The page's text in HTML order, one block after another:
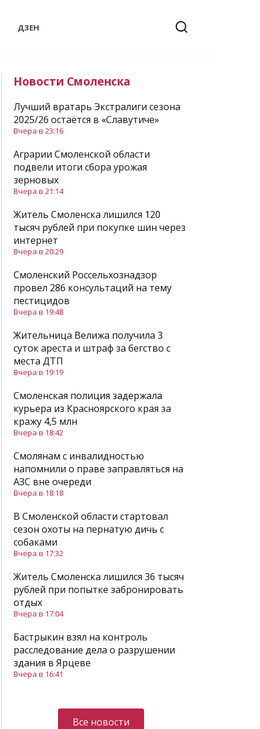
ДЗЕН
Новости Смоленска
Лучший вратарь Экстралиги сезона
2025/26 остаётся в «Славутиче»
Вчера в 23:16
Аграрии Смоленской области
подвели итоги сбора урожая
зерновых
Вчера в 21:14
Житель Смоленска лишился 120
тысяч рублей при покупке шин через
интернет
Вчера в 20:29
Смоленский Россельхознадзор
провел 286 консультаций на тему
пестицидов
Вчера в 19:48
Жительница Велижа получила 3
суток ареста и штраф за бегство с
места ДТП
Вчера в 19:19
Смоленская полиция задержала
курьера из Красноярского края за
кражу 4,5 млн
Вчера в 18:42
Смолянам с инвалидностью
напомнили о праве заправляться на
АЗС вне очереди
Вчера в 18:18
В Смоленской области стартовал
сезон охоты на пернатую дичь с
собаками
Вчера в 17:32
Житель Смоленска лишился 36 тысяч
рублей при попытке забронировать
отдых
Вчера в 17:04
Бастрыкин взял на контроль
расследование дела о разрушении
здания в Ярцеве
Вчера в 16:41
Все новости